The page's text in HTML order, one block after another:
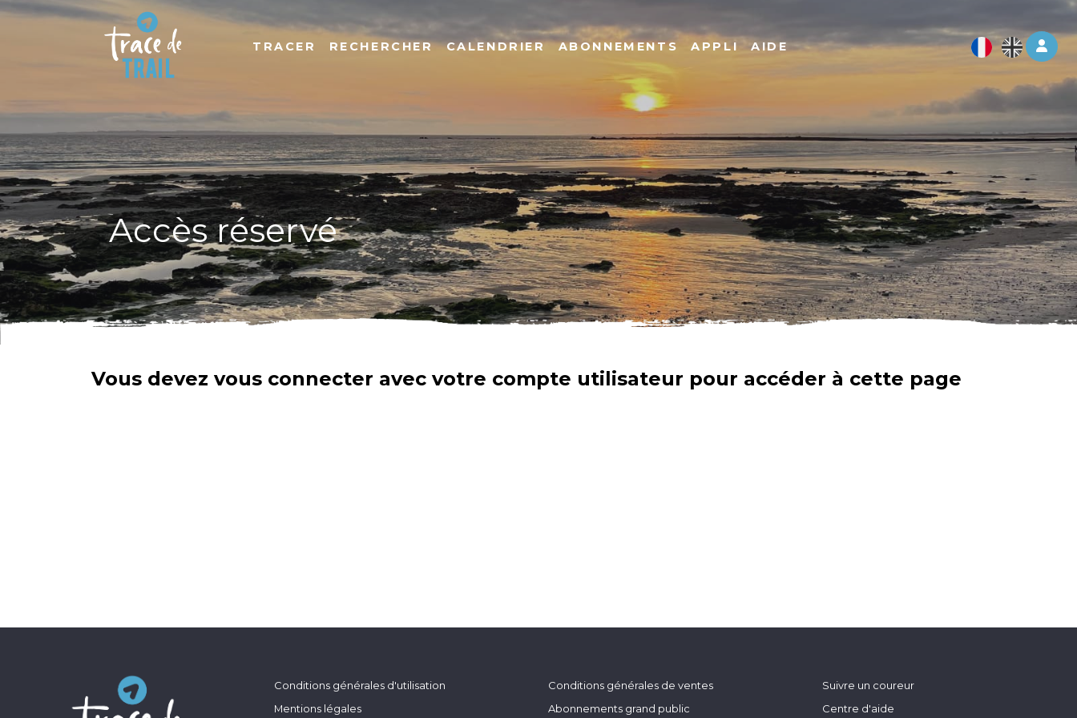
Log
TRACER RECHERCHER CALENDRIER ABONNEMENTS APPLI AIDE
Accès réservé
Vous devez vous connecter avec votre compte utilisateur pour accéder à cette page
Conditions générales d'utilisation
Mentions légales
Conditions générales de ventes
Abonnements grand public
Suivre un coureur
Centre d'aide